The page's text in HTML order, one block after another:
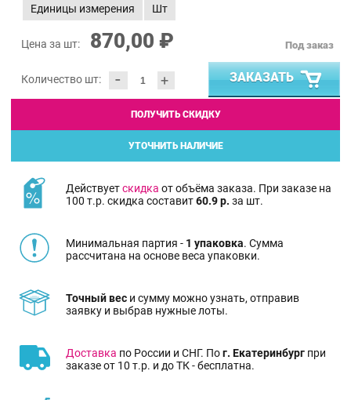
Единицы измерения Шт
Цена за шт: 870,00 ₽
Количество шт: - +
Под заказ
ЗАКАЗАТЬ
ПОЛУЧИТЬ СКИДКУ
УТОЧНИТЬ НАЛИЧИЕ
Действуетскидка от объёма заказа. При заказе на
100 т.р. скидка составит60.9 р. за шт.
Минимальная партия - 1 упаковка. Сумма
рассчитана на основе веса упаковки.
Точный вес и сумму можно узнать, отправив
заявку и выбрав нужные лоты.
Доставка по России и СНГ. Пог. Екатеринбург при
заказе от 10 т.р. и до ТК - бесплатна.